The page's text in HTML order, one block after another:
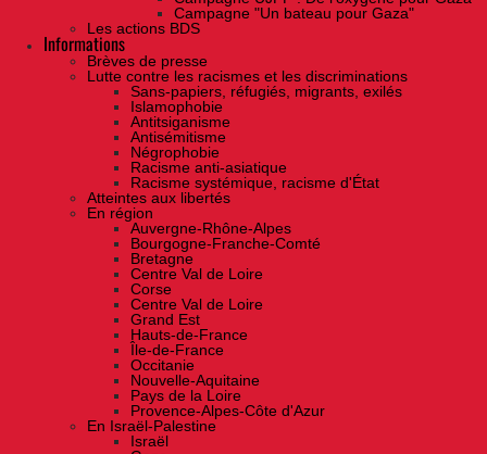
Campagne "Un bateau pour Gaza"
Les actions BDS
Informations
Brèves de presse
Lutte contre les racismes et les discriminations
Sans-papiers, réfugiés, migrants, exilés
Islamophobie
Antitsiganisme
Antisémitisme
Négrophobie
Racisme anti-asiatique
Racisme systémique, racisme d'État
Atteintes aux libertés
En région
Auvergne-Rhône-Alpes
Bourgogne-Franche-Comté
Bretagne
Centre Val de Loire
Corse
Centre Val de Loire
Grand Est
Hauts-de-France
Île-de-France
Occitanie
Nouvelle-Aquitaine
Pays de la Loire
Provence-Alpes-Côte d'Azur
En Israël-Palestine
Israël